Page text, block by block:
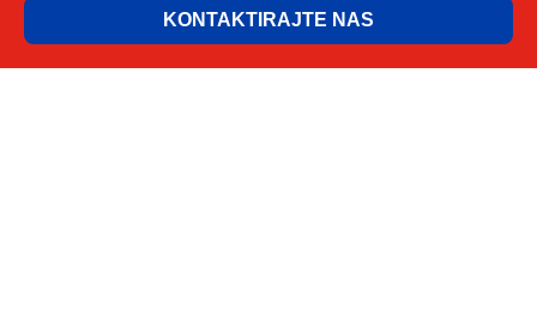
KONTAKTIRAJTE NAS